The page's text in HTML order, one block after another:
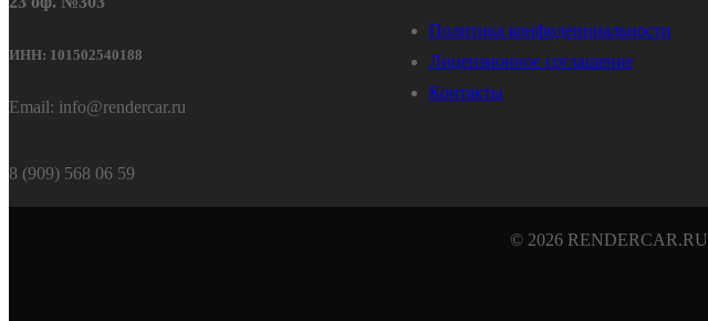
ИНН: 101502540188
Email: info@rendercar.ru
8 (909) 568 06 59
Политика конфиденциальности
Лицензионное соглашение
Контакты
© 2026 RENDERCAR.RU